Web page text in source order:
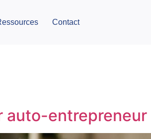
Contact
auto-entrepreneur